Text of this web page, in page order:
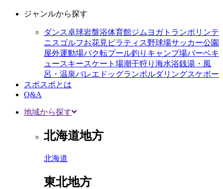
ジャンルから探す
ダンス卓球岩盤浴体育館ジム ヨガトランポリンテ
ニス ゴルフお花見 ピラティス野球場サッカー公園
屋外運動場バク転プール釣り キャンプ場バーベキ
ュースキースケート場潮干狩り 海水浴銭湯・風
呂・温泉バレエ ドッグランボルダリングスケボー
スポスポとは
Q&A
地域から探す
北海道地方
北海道
東北地方